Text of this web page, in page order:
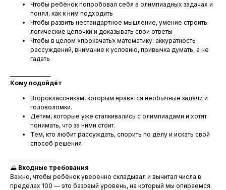
Чтобы ребёнок попробовал себя в олимпиадных задачах и
понял, как к ним подходить
Чтобы развить нестандартное мышление, умение строить
логические цепочки и доказывать свои ответы
Чтобы в целом «прокачать» математику: аккуратность
рассуждений, внимание к условию, привычка думать, а не
гадать
Кому подойдёт
Второклассникам, которым нравятся необычные задачи и
головоломки.
Детям, которые уже сталкивались с олимпиадами и хотят
понимать, что за ними стоит.
Тем, кто любит рассуждать, спорить по делу и искать свой
способ решения
⛰️ Входные требования
Важно, чтобы ребёнок уверенно складывал и вычитал числа в
пределах 100 — это базовый уровень, на который мы опираемся.